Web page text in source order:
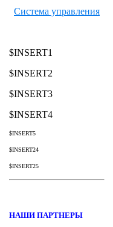
Система управления
$INSERT1
$INSERT2
$INSERT3
$INSERT4
$INSERT5
$INSERT24
$INSERT25
НАШИ ПАРТНЕРЫ